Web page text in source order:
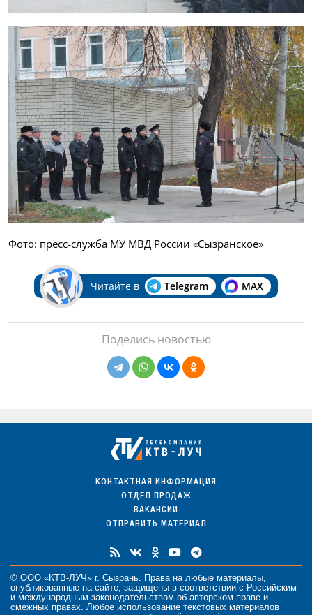
Фото: пресс-служба МУ МВД России «Сызранское»
Читайте в Telegram MAX
Поделись новостью
КОНТАКТНАЯ ИНФОРМАЦИЯ
ОТДЕЛ ПРОДАЖ
ВАКАНСИИ
ОТПРАВИТЬ МАТЕРИАЛ
© ООО «КТВ-ЛУЧ» г. Сызрань. Права на любые материалы
опубликованные на сайте, защищены в соответствии с Российским
и международным законодательством об авторском праве и
смежных правах. Любое использование текстовых материалов